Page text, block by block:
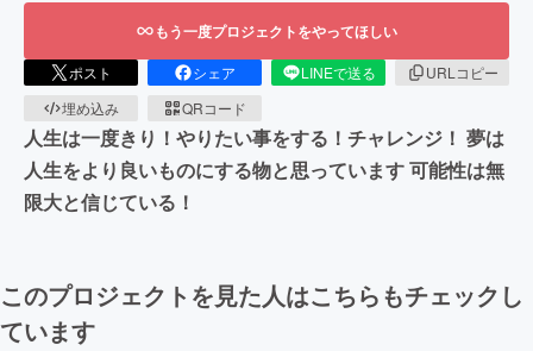
もう一度プロジェクトをやってほしい
ポスト シェア LINEで送る
URLコピー
埋め込み
QRコード
人生は一度きり！やりたい事をする！チャレンジ！ 夢は
人生をより良いものにする物と思っています 可能性は無
限大と信じている！
このプロジェクトを見た人はこちらもチェックし
ています